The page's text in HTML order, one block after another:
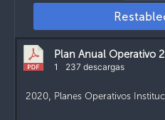
Plan Anual Operativo
1 237 descargas
2020, Planes Operativos